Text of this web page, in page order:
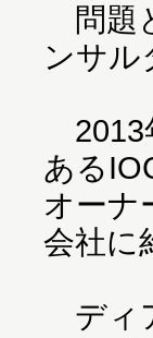
問題
ンサル
2013
ある
オーナ
会社に
ディ